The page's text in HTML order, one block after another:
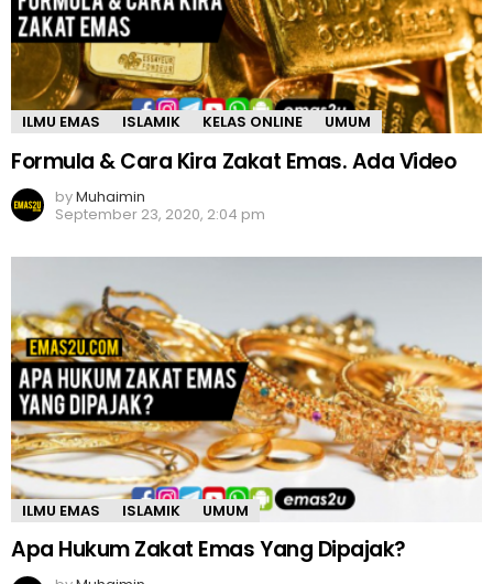
ILMU EMAS ISLAMIK KELAS ONLINE UMUM
Formula & Cara Kira Zakat Emas. Ada Video
byMuhaimin
September 23, 2020, 2:04 pm
ILMU EMAS ISLAMIK UMUM
Apa Hukum Zakat Emas Yang Dipajak?